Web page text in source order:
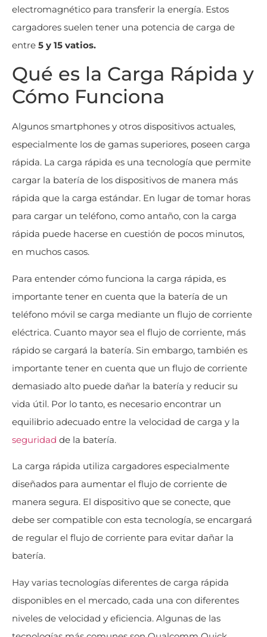
electromagnético para transferir la energía. Estos
cargadores suelen tener una potencia de carga de
entre 5 y 15 vatios.
Qué es la Carga Rápida y
Cómo Funciona
Algunos smartphones y otros dispositivos actuales,
especialmente los de gamas superiores, poseen carga
rápida. La carga rápida es una tecnología que permite
cargar la batería de los dispositivos de manera más
rápida que la carga estándar. En lugar de tomar horas
para cargar un teléfono, como antaño, con la carga
rápida puede hacerse en cuestión de pocos minutos,
en muchos casos.
Para entender cómo funciona la carga rápida, es
importante tener en cuenta que la batería de un
teléfono móvil se carga mediante un flujo de corriente
eléctrica. Cuanto mayor sea el flujo de corriente, más
rápido se cargará la batería. Sin embargo, también es
importante tener en cuenta que un flujo de corriente
demasiado alto puede dañar la batería y reducir su
vida útil. Por lo tanto, es necesario encontrar un
equilibrio adecuado entre la velocidad de carga y la
seguridad de la batería.
La carga rápida utiliza cargadores especialmente
diseñados para aumentar el flujo de corriente de
manera segura. El dispositivo que se conecte, que
debe ser compatible con esta tecnología, se encargará
de regular el flujo de corriente para evitar dañar la
batería.
Hay varias tecnologías diferentes de carga rápida
disponibles en el mercado, cada una con diferentes
niveles de velocidad y eficiencia. Algunas de las